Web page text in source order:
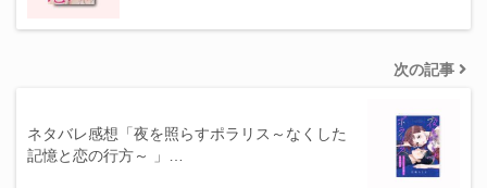
次の記事
ネタバレ感想「夜を照らすポラリス～なくした
記憶と恋の行方～ 」…